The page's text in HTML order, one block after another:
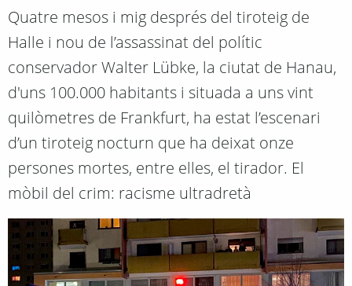
Quatre mesos i mig després del tiroteig de
Halle i nou de l’assassinat del polític
conservador Walter Lübke, la ciutat de Hanau,
d'uns 100.000 habitants i situada a uns vint
quilòmetres de Frankfurt, ha estat l’escenari
d’un tiroteig nocturn que ha deixat onze
persones mortes, entre elles, el tirador. El
mòbil del crim: racisme ultradretà